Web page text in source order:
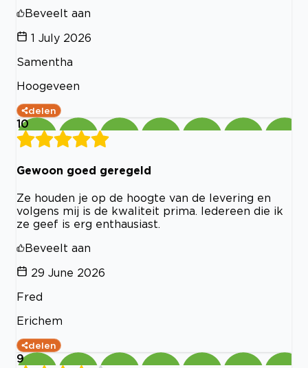
Beveelt aan
1 July 2026
Samentha
Hoogeveen
delen
10
Gewoon goed geregeld
Ze houden je op de hoogte van de levering en
volgens mij is de kwaliteit prima. Iedereen die ik
ze geef is erg enthausiast.
Beveelt aan
29 June 2026
Fred
Erichem
delen
9